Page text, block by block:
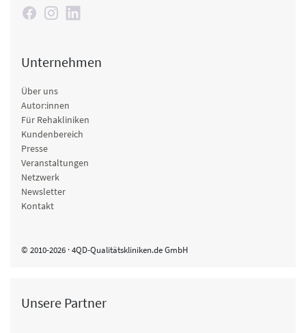
Unternehmen
Über uns
Autor:innen
Für Rehakliniken
Kundenbereich
Presse
Veranstaltungen
Netzwerk
Newsletter
Kontakt
© 2010-2026 · 4QD-Qualitätskliniken.de GmbH
Unsere Partner